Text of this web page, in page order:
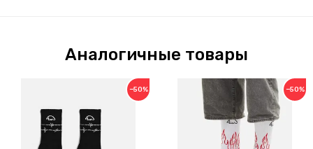
Аналогичные товары
−50% −50%